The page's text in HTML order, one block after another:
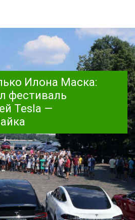
Илона Маска:
фестиваль
Tesla —